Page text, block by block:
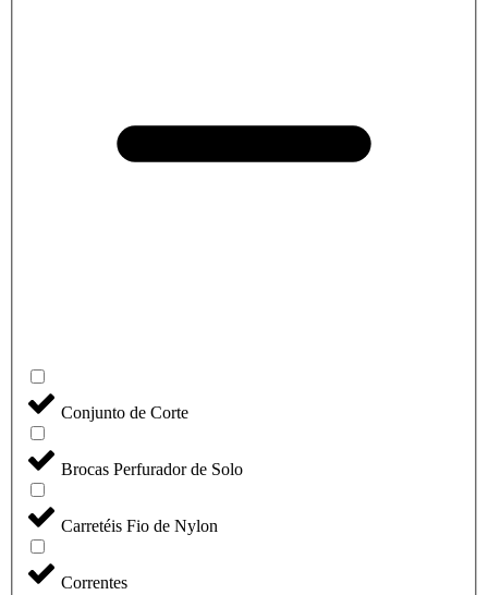
Conjunto de Corte
Brocas Perfurador de Solo
Carretéis Fio de Nylon
Correntes